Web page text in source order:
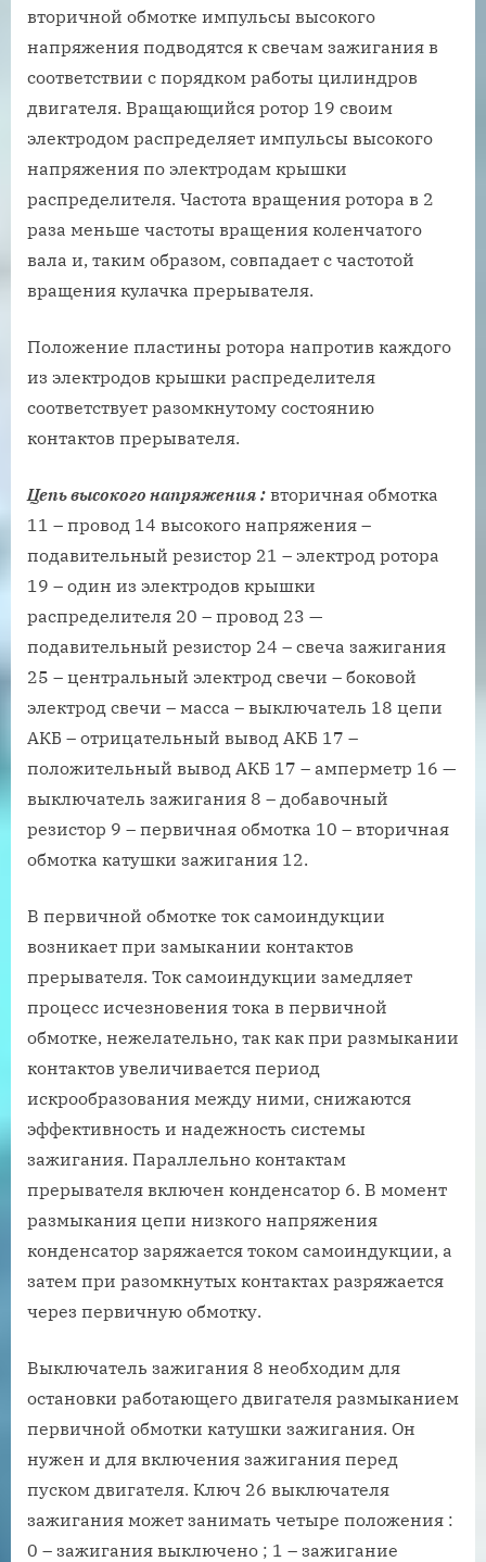
вторичной обмотке импульсы высокого
напряжения подводятся к свечам зажигания в
соответствии с порядком работы цилиндров
двигателя. Вращающийся ротор 19 своим
электродом распределяет импульсы высокого
напряжения по электродам крышки
распределителя. Частота вращения ротора в 2
раза меньше частоты вращения коленчатого
вала и, таким образом, совпадает с частотой
вращения кулачка прерывателя.
Положение пластины ротора напротив каждого
из электродов крышки распределителя
соответствует разомкнутому состоянию
контактов прерывателя.
Цепь высокого напряжения : вторичная обмотка
11 – провод 14 высокого напряжения –
подавительный резистор 21 – электрод ротора
19 – один из электродов крышки
распределителя 20 – провод 23 —
подавительный резистор 24 – свеча зажигания
25 – центральный электрод свечи – боковой
электрод свечи – масса – выключатель 18 цепи
АКБ – отрицательный вывод АКБ 17 –
положительный вывод АКБ 17 – амперметр 16 —
выключатель зажигания 8 – добавочный
резистор 9 – первичная обмотка 10 – вторичная
обмотка катушки зажигания 12.
В первичной обмотке ток самоиндукции
возникает при замыкании контактов
прерывателя. Ток самоиндукции замедляет
процесс исчезновения тока в первичной
обмотке, нежелательно, так как при размыкании
контактов увеличивается период
искрообразования между ними, снижаются
эффективность и надежность системы
зажигания. Параллельно контактам
прерывателя включен конденсатор 6. В момент
размыкания цепи низкого напряжения
конденсатор заряжается током самоиндукции, а
затем при разомкнутых контактах разряжается
через первичную обмотку.
Выключатель зажигания 8 необходим для
остановки работающего двигателя размыканием
первичной обмотки катушки зажигания. Он
нужен и для включения зажигания перед
пуском двигателя. Ключ 26 выключателя
зажигания может занимать четыре положения :
0 – зажигания выключено ; 1 – зажигание